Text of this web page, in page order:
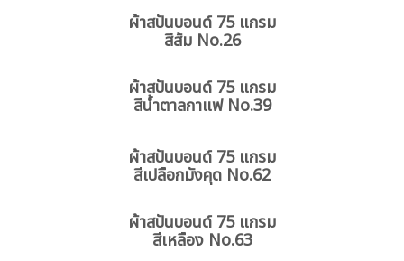
ผ้าสปันบอนด์ 75 แกรม
สีส้ม No.26
ผ้าสปันบอนด์ 75 แกรม
สีน้ำตาลกาแฟ No.39
ผ้าสปันบอนด์ 75 แกรม
สีเปลือกมังคุด No.62
ผ้าสปันบอนด์ 75 แกรม
สีเหลือง No.63